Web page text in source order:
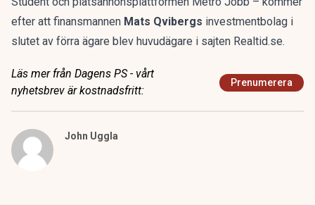
efter att finansmannen Mats Qvibergs investmentbolag i
slutet av förra ägare blev huvudägare i sajten Realtid.se.
Läs mer från Dagens PS - vårt
nyhetsbrev är kostnadsfritt:
Prenumerera
John Uggla